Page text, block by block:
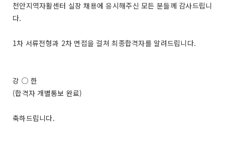
천안지역자활센터 실장 채용에 응시해주신 모든 분들께 감사드립니
다.
1차 서류전형과 2차 면접을 걸쳐 최종합격자를 알려드립니다.
강 ○ 한
(합격자 개별통보 완료)
축하드립니다.